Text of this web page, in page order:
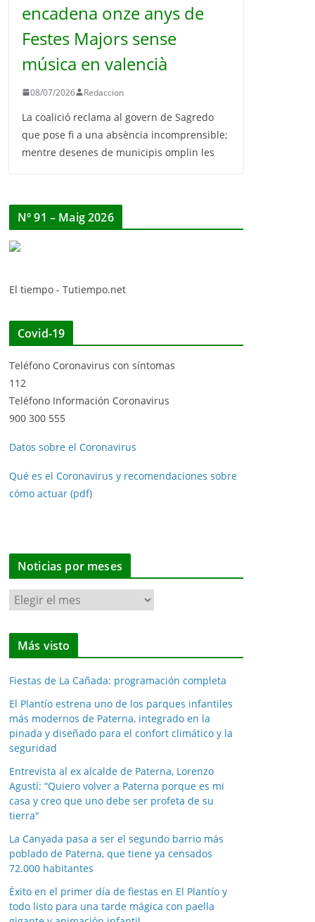
encadena onze anys de
Festes Majors sense
música en valencià
08/07/2026 Redaccion
La coalició reclama al govern de Sagredo
que pose fi a una absència incomprensible;
mentre desenes de municipis omplin les
Nº 91 – Maig 2026
El tiempo - Tutiempo.net
Covid-19
Teléfono Coronavirus con síntomas
112
Teléfono Información Coronavirus
900 300 555
Datos sobre el Coronavirus
Qué es el Coronavirus y recomendaciones sobre
cómo actuar (pdf)
Noticias por meses
N
o
t
i
a
s
p
o
r
m
e
e
s
Más visto
Fiestas de La Cañada: programación completa
El Plantío estrena uno de los parques infantiles
más modernos de Paterna, integrado en la
pinada y diseñado para el confort climático y la
seguridad
Entrevista al ex alcalde de Paterna, Lorenzo
Agustí: “Quiero volver a Paterna porque es mi
casa y creo que uno debe ser profeta de su
tierra"
La Canyada pasa a ser el segundo barrio más
poblado de Paterna, que tiene ya censados
72.000 habitantes
Éxito en el primer día de fiestas en El Plantío y
todo listo para una tarde mágica con paella